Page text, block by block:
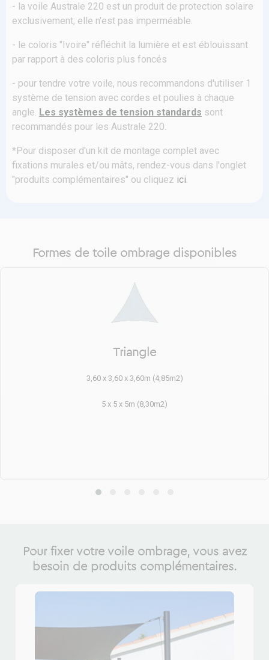
- la voile Australe 220 est un produit de protection solaire
exclusivement; elle n'est pas imperméable.
- le coloris "Ivoire" réfléchit la lumière et est éblouissant
par rapport à des coloris plus foncés
- pour tendre votre voile, nous recommandons d'utiliser 1
système de tension avec cordes et poulies à chaque
angle. Les systèmes de tension standards sont
recommandés pour les Australe 220.
*Pour disposer d'un kit de montage complet avec
fixations murales et/ou mâts, rendez-vous dans l'onglet
"produits complémentaires" ou cliquez ici
Formes de toile ombrage disponibles
Triangle
3,60 x 3,60 x 3,60m (4,85m2)
5 x 5 x 5m (8,30m2)
Pour fixer votre voile ombrage, vous avez
besoin de produits complémentaires.